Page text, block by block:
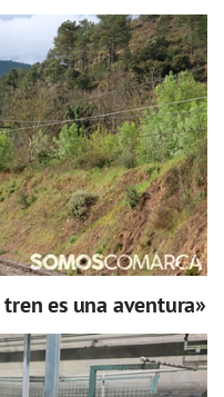
es una aventura»